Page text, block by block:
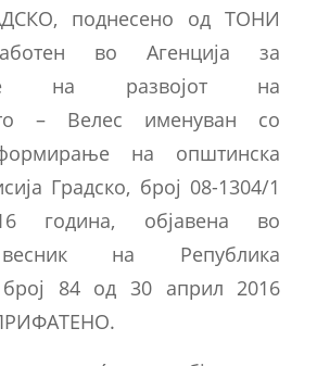
поднесено од ТОНИ
во Агенција за
на развојот на
– Велес именуван со
на општинска
Градско, број 08-1304/1
година, објавена во
на Република
број 84 од 30 април 2016